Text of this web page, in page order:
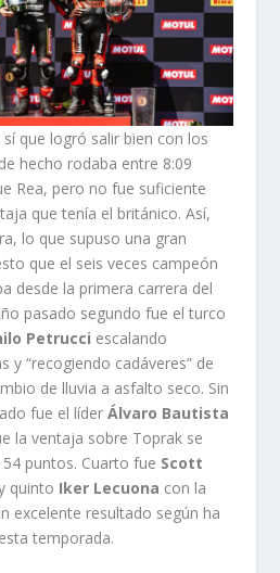
sí que logró salir bien con los
hecho rodaba entre 8:09
Rea, pero no fue suficiente
que tenía el británico. Así,
lo que supuso una gran
que el seis veces campeón
desde la primera carrera del
pasado segundo fue el turco
Petrucci escalando
y “recogiendo cadáveres” de
de lluvia a asfalto seco. Sin
fue el líder Álvaro Bautista
la ventaja sobre Toprak se
puntos. Cuarto fue Scott
quinto Iker Lecuona con la
excelente resultado según ha
temporada.